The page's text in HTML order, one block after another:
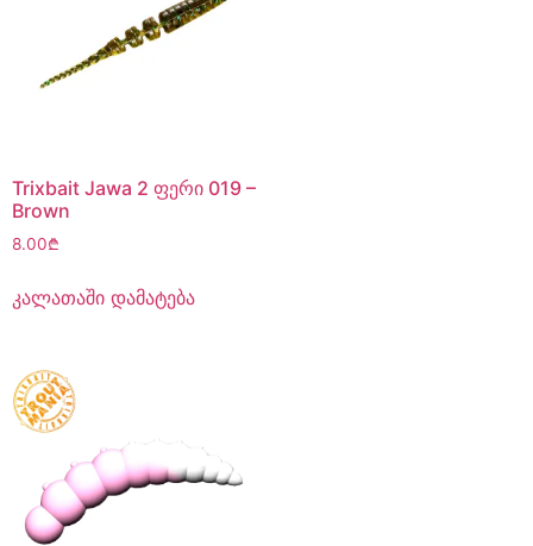
Trixbait Jawa 2 ფერი 019 –
Brown
8.00₾
კალათაში დამატება